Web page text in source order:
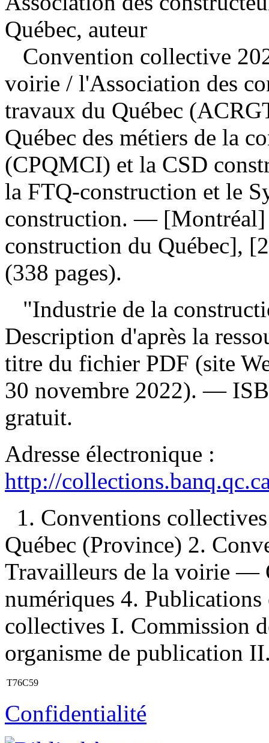
Québec, auteur
Convention collective
voirie / l'Association des
travaux du Québec
Québec des métiers de la
(CPQMCI) et la CSD
la FTQ-construction et le
construction. — [Montréal]
construction du Québec],
(338 pages).
"Industrie de la
Description d'après la
titre du fichier PDF (site
30 novembre 2022). —
gratuit.
Adresse électronique :
http://
1. Conventions
Québec (Province) 2.
Travailleurs de la voirie —
numériques 4.
collectives I. Commission
organisme de publication
T76C59
Confidentialité